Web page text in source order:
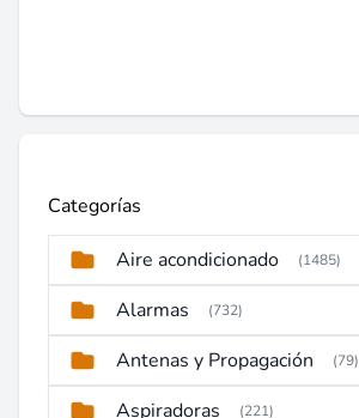
Categorías
Aire acondicionado (1485)
Alarmas (732)
Antenas y Propagación (79)
Aspiradoras (221)